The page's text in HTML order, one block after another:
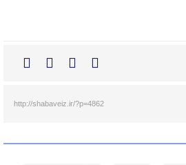
http://shabaveiz.ir/?p=4862